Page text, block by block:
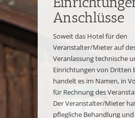
Anschlüsse
Soweit das Hotel für den
Veranstalter/Mieter auf
Veranlassung technische
Einrichtungen von Dritten
handelt es im Namen, in
für Rechnung des
Der Veranstalter/Mieter
pflegliche Behandlung